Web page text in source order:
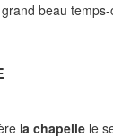
grand beau
la chapelle le